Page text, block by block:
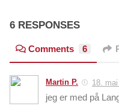
6 RESPONSES
Comments 6
Martin P. 18.
jeg er med på